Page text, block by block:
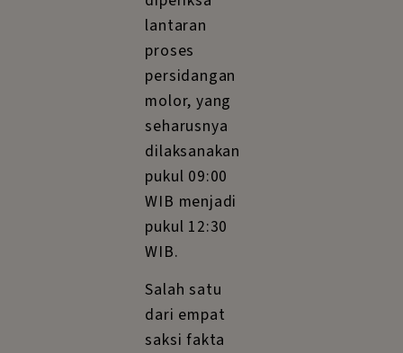
lantaran
proses
persidangan
molor, yang
seharusnya
dilaksanakan
pukul 09:00
WIB menjadi
pukul 12:30
WIB.
Salah satu
dari empat
saksi fakta